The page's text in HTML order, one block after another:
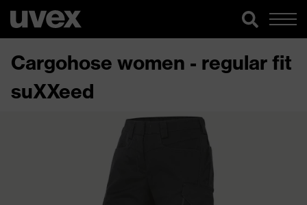
Cargohose women - regular fit
suXXeed